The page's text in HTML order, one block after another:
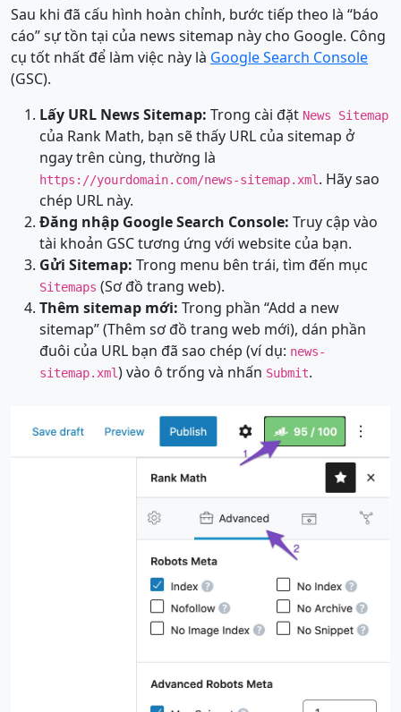
Sau khi đã cấu hình hoàn chỉnh, bước tiếp theo là “báo
cáo” sự tồn tại của news sitemap này cho Google. Công
cụ tốt nhất để làm việc này là Google Search Console
(GSC).
Lấy URL News Sitemap: Trong cài đặt News Sitemap
của Rank Math, bạn sẽ thấy URL của sitemap ở
ngay trên cùng, thường là
https://yourdomain.com/news-sitemap.xml. Hãy sao
chép URL này.
Đăng nhập Google Search Console: Truy cập vào
tài khoản GSC tương ứng với website của bạn.
Gửi Sitemap: Trong menu bên trái, tìm đến mục
Sitemaps (Sơ đồ trang web).
Thêm sitemap mới: Trong phần “Add a new
sitemap” (Thêm sơ đồ trang web mới), dán phần
đuôi của URL bạn đã sao chép (ví dụ: news-
sitemap.xml) vào ô trống và nhấn Submit.